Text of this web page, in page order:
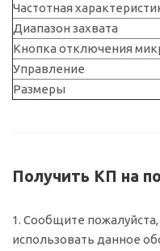
Частотная
Диапазон захвата
Кнопка отключения
Управление
Размеры
Получить КП на
1. Сообщите
использовать данное